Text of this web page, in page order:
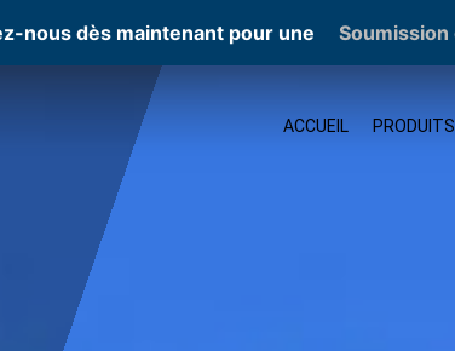
nous dès maintenant pour une
ACCUEIL PRODUITS